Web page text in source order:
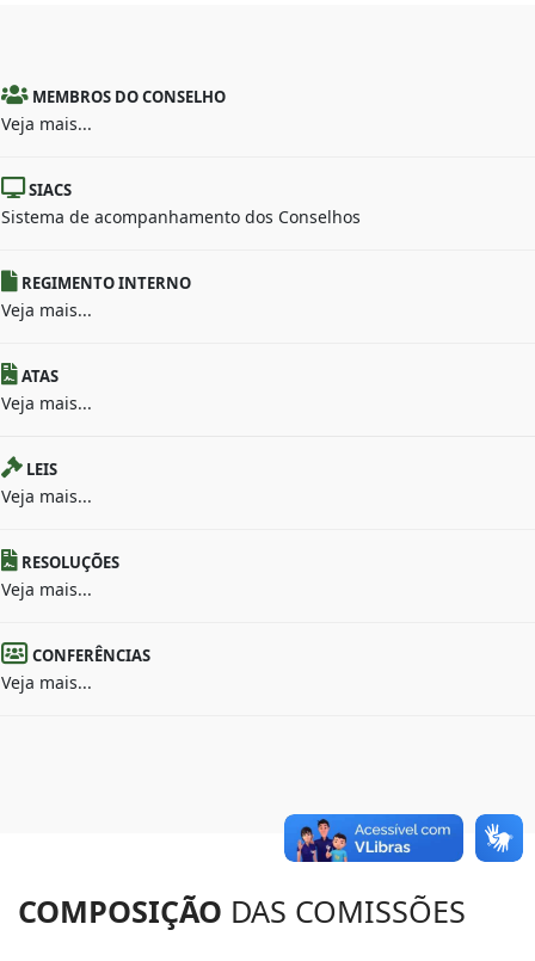
MEMBROS DO CONSELHO
Veja mais...
SIACS
Sistema de acompanhamento dos Conselhos
REGIMENTO INTERNO
Veja mais...
ATAS
Veja mais...
LEIS
Veja mais...
RESOLUÇÕES
Veja mais...
CONFERÊNCIAS
Veja mais...
COMPOSIÇÃO DAS COMISSÕES